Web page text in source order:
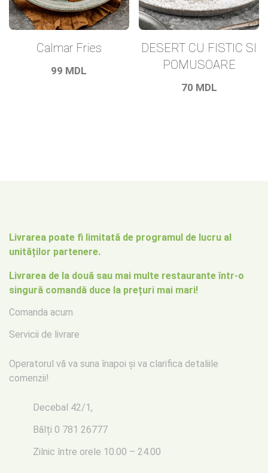
Calmar Fries
99 MDL
DESERT CU FISTIC SI
POMUSOARE
70 MDL
Livrarea poate fi limitată de programul de lucru al
unităților partenere.
Livrarea de la două sau mai multe restaurante într-o
singură comandă duce la prețuri mai mari!
Comanda acum
Servicii de livrare
Operatorul vă va suna înapoi și va clarifica detaliile
comenzii!
Decebal 42/1,
Bălți 0 781 26777
Zilnic între orele 10.00 – 24.00